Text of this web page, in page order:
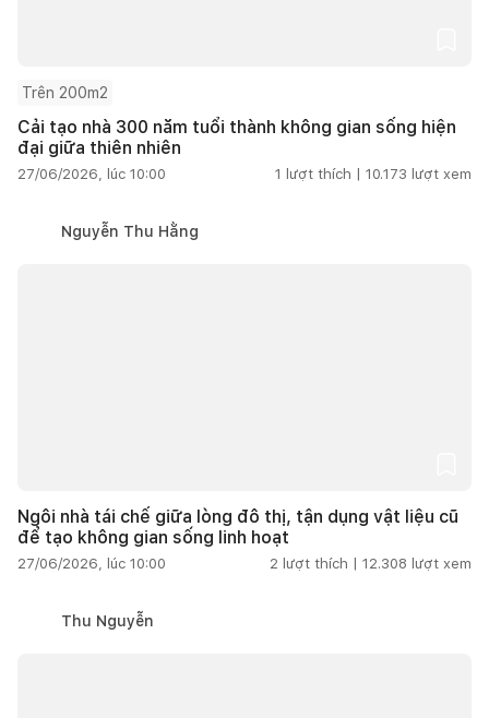
Trên 200m2
Cải tạo nhà 300 năm tuổi thành không gian sống hiện
đại giữa thiên nhiên
27/06/2026, lúc 10:00 1 lượt thích | 10.173 lượt xem
Nguyễn Thu Hằng
Ngôi nhà tái chế giữa lòng đô thị, tận dụng vật liệu cũ
để tạo không gian sống linh hoạt
27/06/2026, lúc 10:00 2 lượt thích | 12.308 lượt xem
Thu Nguyễn